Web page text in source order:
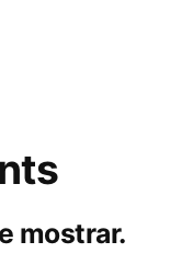
mostrar.